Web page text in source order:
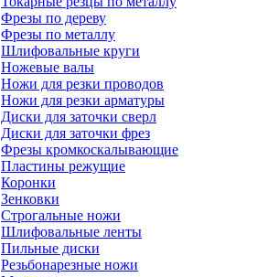
Фрезы по дереву
Фрезы по металлу
Шлифовальные круги
Ножевые валы
Ножи для резки проводов
Ножи для резки арматуры
Диски для заточки сверл
Диски для заточки фрез
Фрезы кромкоскалывающие
Пластины режущие
Коронки
Зенковки
Строгальные ножи
Шлифовальные ленты
Пильные диски
Резьбонарезные ножи